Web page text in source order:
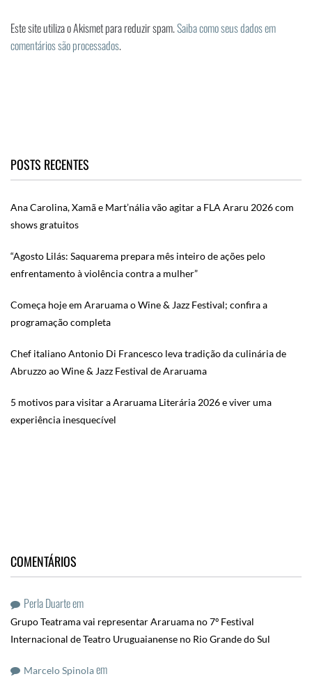
Este site utiliza o Akismet para reduzir spam.Saiba como seus dados em
comentários são processados.
POSTS RECENTES
Ana Carolina, Xamã e Mart’nália vão agitar a FLA Araru 2026 com
shows gratuitos
“Agosto Lilás: Saquarema prepara mês inteiro de ações pelo
enfrentamento à violência contra a mulher”
Começa hoje em Araruama o Wine & Jazz Festival; confira a
programação completa
Chef italiano Antonio Di Francesco leva tradição da culinária de
Abruzzo ao Wine & Jazz Festival de Araruama
5 motivos para visitar a Araruama Literária 2026 e viver uma
experiência inesquecível
COMENTÁRIOS
Perla Duarteem
Grupo Teatrama vai representar Araruama no 7º Festival
Internacional de Teatro Uruguaianense no Rio Grande do Sul
Marcelo Spinolaem